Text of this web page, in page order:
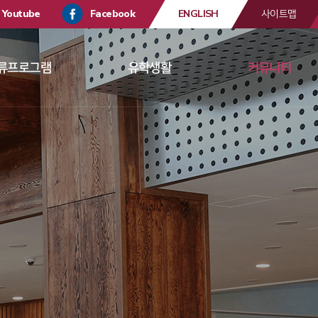
Youtube Facebook ENGLISH 사이트맵
프로그램 유학생활 커뮤니티